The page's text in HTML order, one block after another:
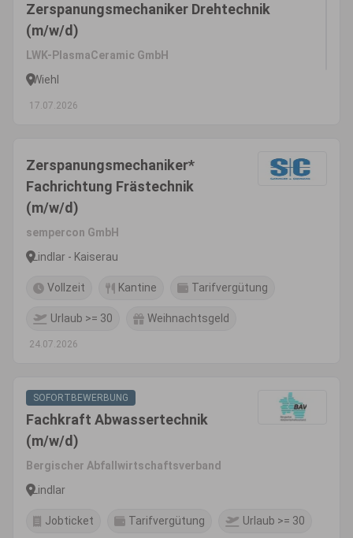
Zerspanungsmechaniker Drehtechnik
(m/w/d)
LWK-PlasmaCeramic GmbH
Wiehl
17.07.2026
Zerspanungsmechaniker*
Fachrichtung Frästechnik
(m/w/d)
sempercon GmbH
Lindlar - Kaiserau
Vollzeit Kantine Tarifvergütung
Urlaub >= 30 Weihnachtsgeld
24.07.2026
SOFORTBEWERBUNG
Fachkraft Abwassertechnik
(m/w/d)
Bergischer Abfallwirtschaftsverband
Lindlar
Jobticket Tarifvergütung Urlaub >= 30